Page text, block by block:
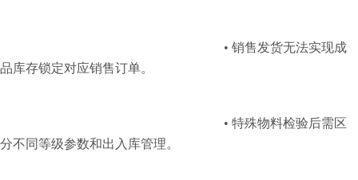
• 销售发货无法实现成
品库存锁定对应销售订单。
• 特殊物料检验后需区
分不同等级参数和出入库管理。